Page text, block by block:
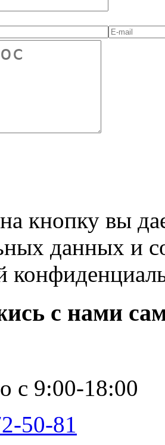
кнопку вы
данных и
с нами
с 9:00-18:00
50-81